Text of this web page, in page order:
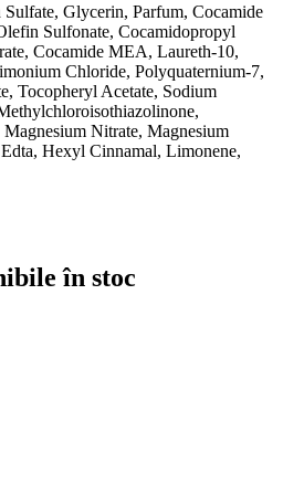
Glycerin, Parfum, Cocamide
Sulfonate, Cocamidopropyl
Cocamide MEA, Laureth-10,
Chloride, Polyquaternium-7,
Tocopheryl Acetate, Sodium
Nitrate, Magnesium
Hexyl Cinnamal, Limonene,
în stoc